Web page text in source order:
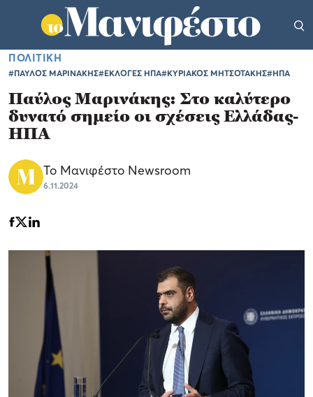
ΠΟΛΙΤΙΚΗ
#ΠΑΥΛΟΣ ΜΑΡΙΝΑΚΗΣ#ΕΚΛΟΓΕΣ ΗΠΑ#ΚΥΡΙΑΚΟΣ ΜΗΤΣΟΤΑΚΗΣ#ΗΠΑ
Παύλος Μαρινάκης: Στο καλύτερο
δυνατό σημείο οι σχέσεις Ελλάδας-
ΗΠΑ
Το Μανιφέστο Newsroom
6.11.2024